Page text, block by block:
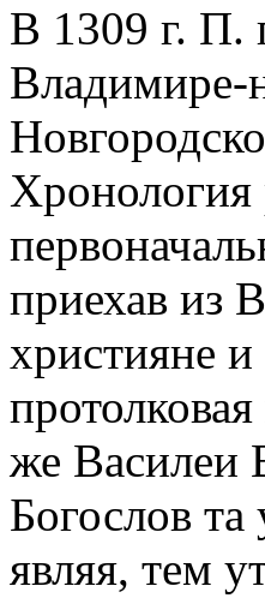
В 1309 г. П.
Владимире-
приехав из
християне
же Василеи
Богослов та
являя, тем